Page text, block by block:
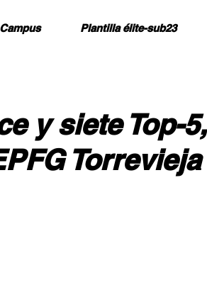
Campus Plantilla élite-sub23
y siete Top-
Torrevieja